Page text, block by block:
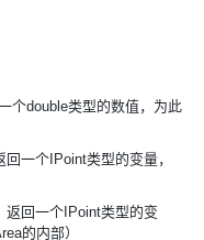
个double类型的数值，为此
一个IPoint类型的变量，
返回一个IPoint类型的变
的内部）